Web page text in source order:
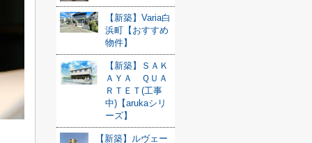
【新築】Varia白
浜町【おすすめ
物件】
【新築】ＳＡＫ
ＡＹＡ ＱＵＡ
ＲＴＥＴ(工事
中)【arukaシリ
ーズ】
【新築】ルヴェー